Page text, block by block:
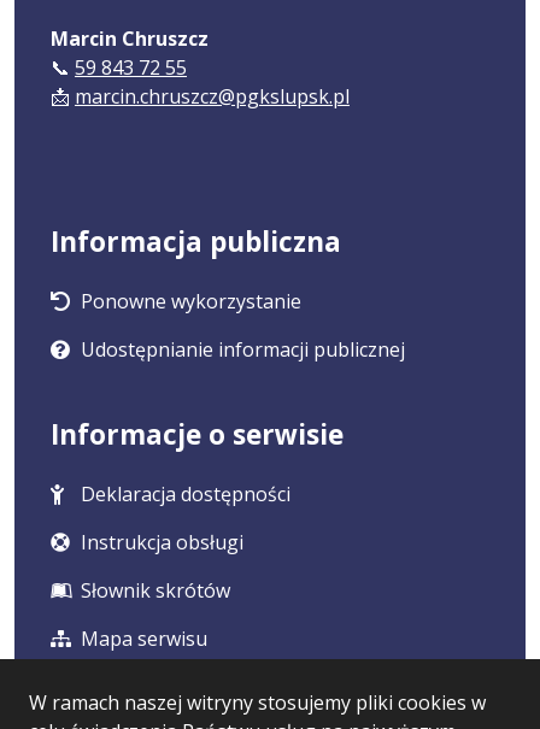
W ramach naszej witryny stosujemy pliki cookies w
Marcin Chruszcz
📞 59 843 72 55
📩 marcin.chruszcz@pgkslupsk.pl
Informacja publiczna
Ponowne wykorzystanie
Udostępnianie informacji publicznej
Informacje o serwisie
Deklaracja dostępności
Instrukcja obsługi
Słownik skrótów
Mapa serwisu